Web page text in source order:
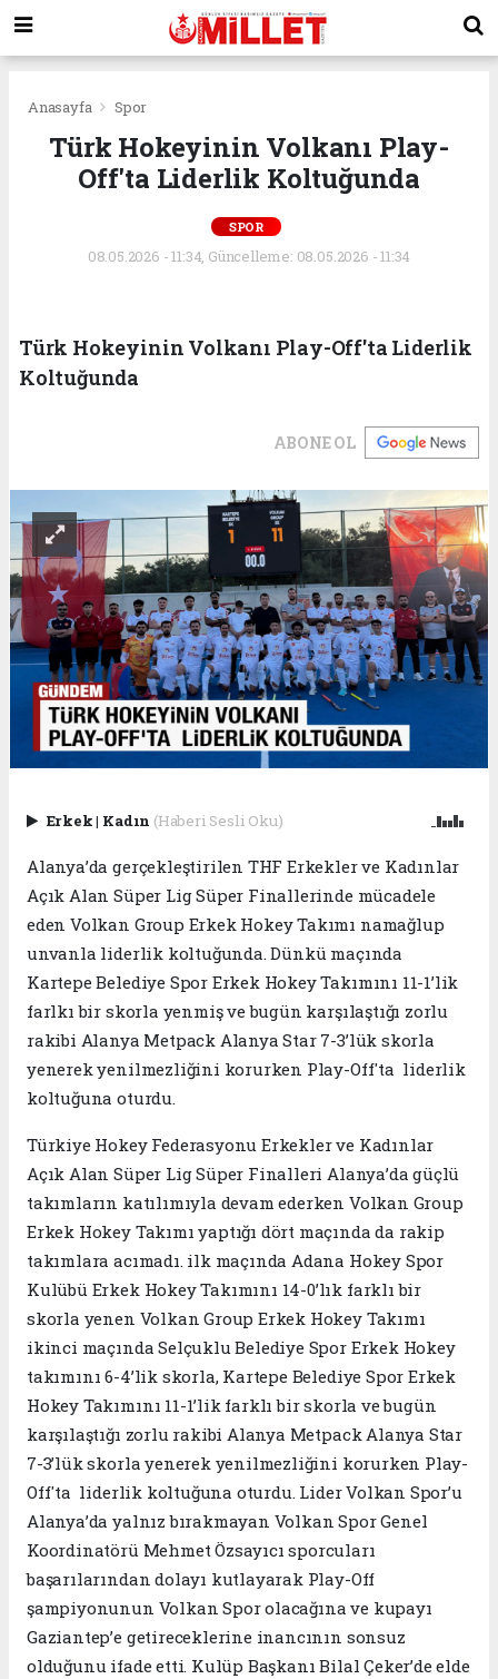
Anasayfa Spor
Türk Hokeyinin Volkanı Play-
Off'ta Liderlik Koltuğunda
SPOR
08.05.2026 - 11:34, Güncelleme: 08.05.2026 - 11:34
Türk Hokeyinin Volkanı Play-Off'ta Liderlik
Koltuğunda
ABONE OL
Erkek| Kadın (Haberi Sesli Oku)
Alanya’da gerçekleştirilen THF Erkekler ve Kadınlar
Açık Alan Süper Lig Süper Finallerinde mücadele
eden Volkan Group Erkek Hokey Takımı namağlup
unvanla liderlik koltuğunda. Dünkü maçında
Kartepe Belediye Spor Erkek Hokey Takımını 11-1’lik
farlkı bir skorla yenmiş ve bugün karşılaştığı zorlu
rakibi Alanya Metpack Alanya Star 7-3’lük skorla
yenerek yenilmezliğini korurken Play-Off'ta liderlik
koltuğuna oturdu.
Türkiye Hokey Federasyonu Erkekler ve Kadınlar
Açık Alan Süper Lig Süper Finalleri Alanya’da güçlü
takımların katılımıyla devam ederken Volkan Group
Erkek Hokey Takımı yaptığı dört maçında da rakip
takımlara acımadı. ilk maçında Adana Hokey Spor
Kulübü Erkek Hokey Takımını 14-0’lık farklı bir
skorla yenen Volkan Group Erkek Hokey Takımı
ikinci maçında Selçuklu Belediye Spor Erkek Hokey
takımını 6-4’lik skorla, Kartepe Belediye Spor Erkek
Hokey Takımını 11-1’lik farklı bir skorla ve bugün
karşılaştığı zorlu rakibi Alanya Metpack Alanya Star
7-3’lük skorla yenerek yenilmezliğini korurken Play-
Off'ta liderlik koltuğuna oturdu. Lider Volkan Spor’u
Alanya’da yalnız bırakmayan Volkan Spor Genel
Koordinatörü Mehmet Özsayıcı sporcuları
başarılarından dolayı kutlayarak Play-Off
şampiyonunun Volkan Spor olacağına ve kupayı
Gaziantep’e getireceklerine inancının sonsuz
olduğunu ifade etti. Kulüp Başkanı Bilal Çeker’de elde